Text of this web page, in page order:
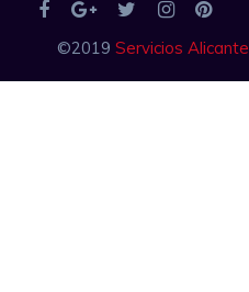
©2019 Servicios Alicante